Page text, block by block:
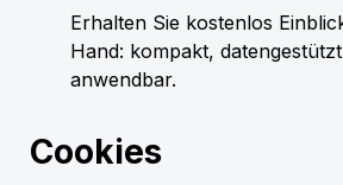
Erhalten Sie kostenlos
Hand: kompakt,
anwendbar.
Cookies